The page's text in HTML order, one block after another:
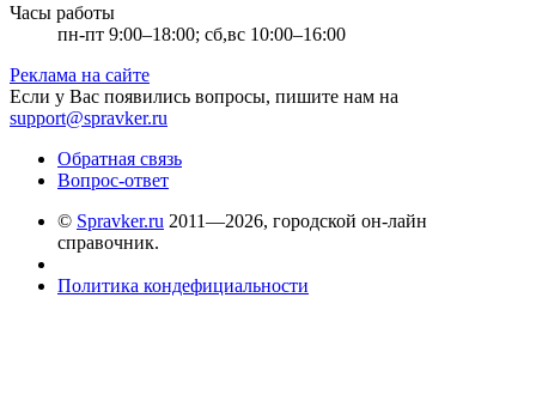
Часы работы
пн-пт 9:00–18:00; сб,вс 10:00–16:00
Реклама на сайте
Если у Вас появились вопросы, пишите нам на
support@spravker.ru
Обратная связь
Вопрос-ответ
© Spravker.ru 2011—2026, городской он-лайн
справочник.
Политика кондефициальности